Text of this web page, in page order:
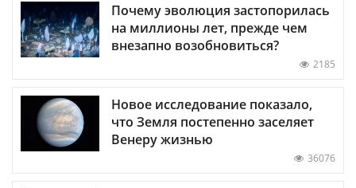
Почему эволюция застопорилась
на миллионы лет, прежде чем
внезапно возобновиться?
2185
Новое исследование показало,
что Земля постепенно заселяет
Венеру жизнью
36076